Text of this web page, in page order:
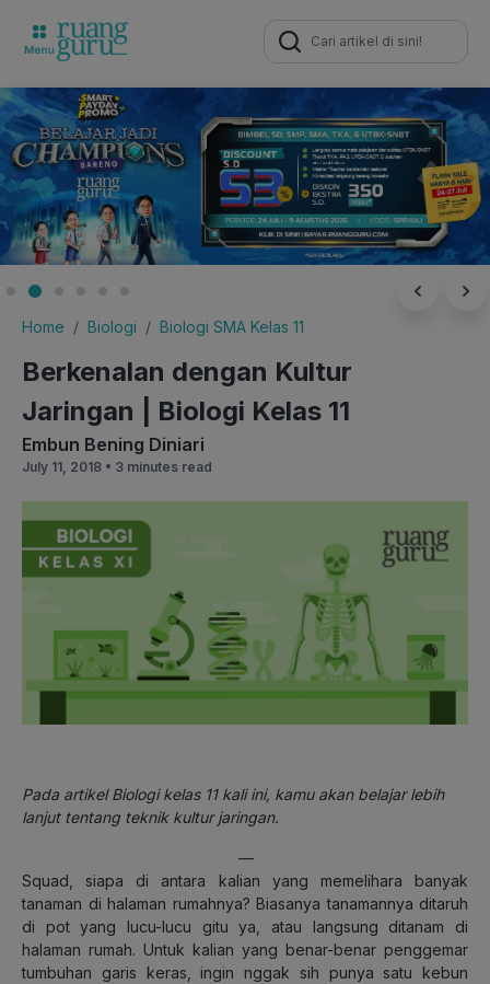
Search
for:
Home Biologi Biologi SMA Kelas 11
Berkenalan dengan Kultur
Jaringan | Biologi Kelas 11
Embun Bening Diniari
July 11, 2018 • 3 minutes read
Pada artikel Biologi kelas 11 kali ini, kamu akan belajar lebih
lanjut tentang teknik kultur jaringan.
—
Squad, siapa di antara kalian yang memelihara banyak
tanaman di halaman rumahnya? Biasanya tanamannya ditaruh
di pot yang lucu-lucu gitu ya, atau langsung ditanam di
halaman rumah. Untuk kalian yang benar-benar penggemar
tumbuhan garis keras, ingin nggak sih punya satu kebun